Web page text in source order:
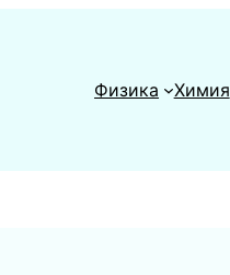
Физика
Химия